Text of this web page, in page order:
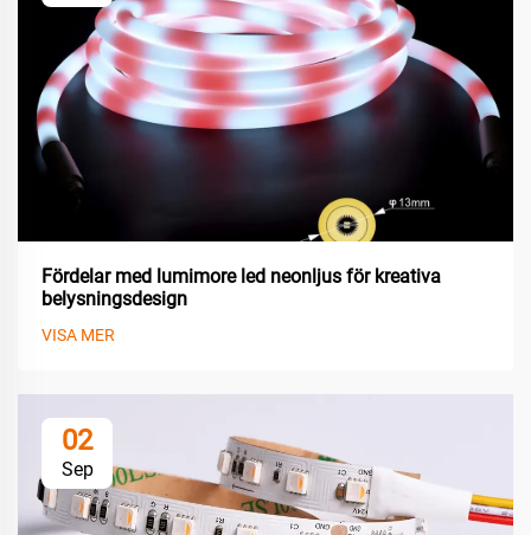
Fördelar med lumimore led neonljus för kreativa
belysningsdesign
VISA MER
02
Sep